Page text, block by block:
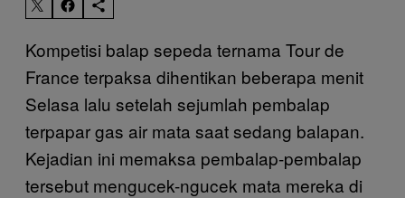
Kompetisi balap sepeda ternama Tour de
France terpaksa dihentikan beberapa menit
Selasa lalu setelah sejumlah pembalap
terpapar gas air mata saat sedang balapan.
Kejadian ini memaksa pembalap-pembalap
tersebut mengucek-ngucek mata mereka di